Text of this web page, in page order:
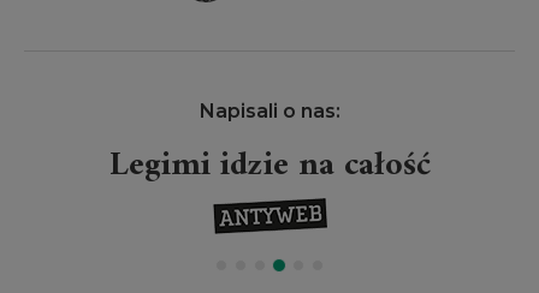
Napisali o nas:
Legimi idzie na całość